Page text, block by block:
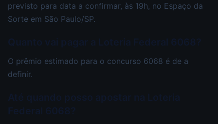
previsto para data a confirmar, às 19h, no Espaço da
Sorte em São Paulo/SP.
O prêmio estimado para o concurso 6068 é de a
definir.